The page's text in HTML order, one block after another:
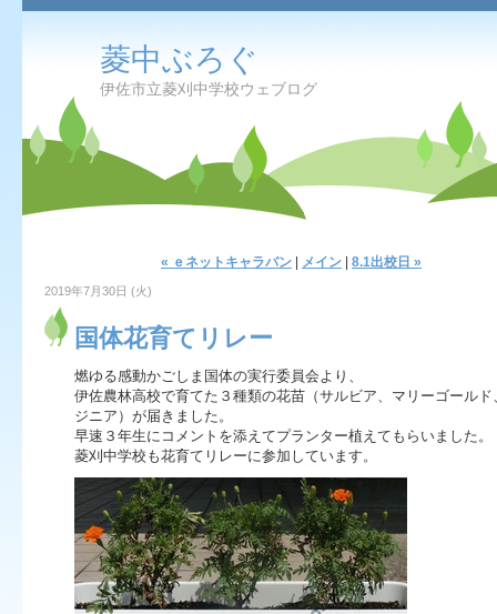
菱中ぶろぐ
伊佐市立菱刈中学校ウェブログ
« ｅネットキャラバン メイン 8.1出校日 »
2019年7月30日 (火)
国体花育てリレー
燃ゆる感動かごしま国体の実行委員会より、
伊佐農林高校で育てた３種類の花苗（サルビア、マリーゴールド
ジニア）が届きました。
早速３年生にコメントを添えてプランター植えてもらいました。
菱刈中学校も花育てリレーに参加しています。